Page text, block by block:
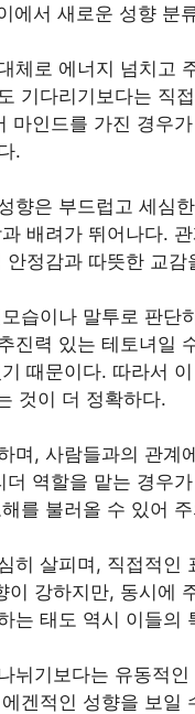
에서 새로운 성향 분
체로 에너지 넘치고
기다리기보다는 직
마인드를 가진 경우
.
향은 부드럽고 세심
배려가 뛰어나다.
정감과 따뜻한 교감
습이나 말투로 판
진력 있는 테토녀일
때문이다. 따라서
것이 더 정확하다.
며, 사람들과의 관계
역할을 맡는 경우
를 불러올 수 있어
히 살피며, 직접적
강하지만, 동시에
는 태도 역시 이들의
뉘기보다는 유동적
겐적인 성향을 보일